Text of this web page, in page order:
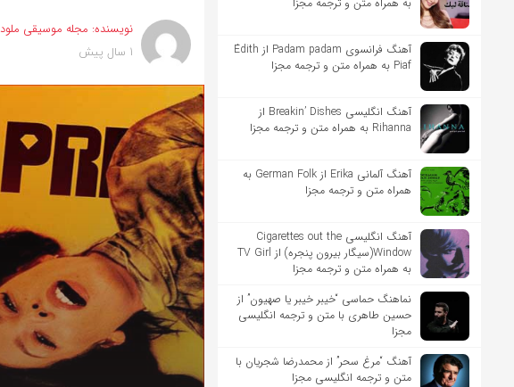
آهنگ فرانسوی Padam padam از Édith
Piaf به همراه متن و ترجمه مجزا
آهنگ انگلیسی Breakin’ Dishes از
Rihanna به همراه متن و ترجمه مجزا
آهنگ آلمانی Erika از German Folk به
همراه متن و ترجمه مجزا
آهنگ انگلیسی Cigarettes out the
Window(سیگار بیرون پنجره) از TV Girl
به همراه متن و ترجمه مجزا
نماهنگ حماسی “خیبر خیبر یا صهیون” از
حسین طاهری با متن و ترجمه انگلیسی
مجزا
آهنگ “مرغ سحر” از محمدرضا شجریان با
متن و ترجمه انگلیسی مجزا
نویسنده: مجله موسیقی ملود
1 سال پیش